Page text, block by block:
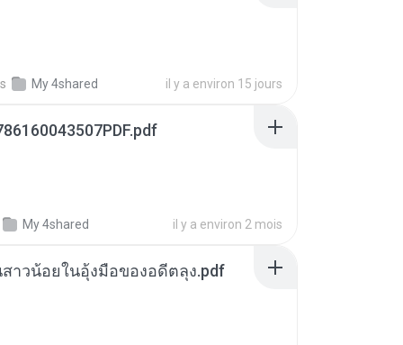
My 4shared il y a environ 15 jours
My 4shared il y a environ 2 mois
าวน้อยในอุ้งมือของอดีตลุง.pdf